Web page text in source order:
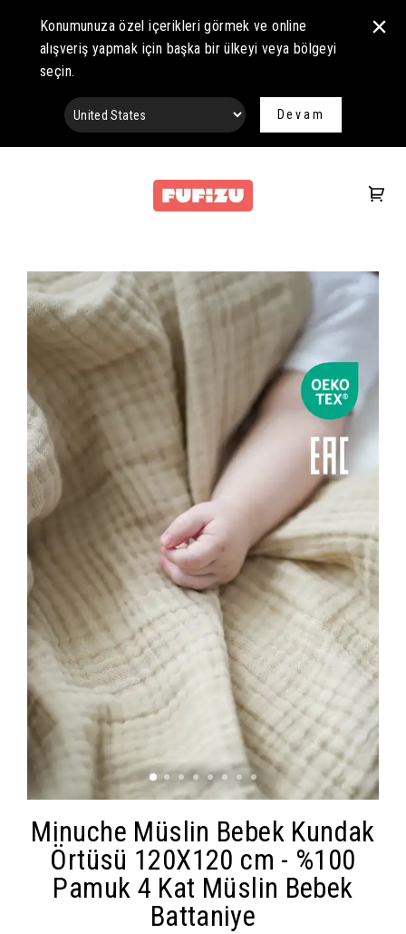
Konumunuza özel içerikleri görmek ve online
alışveriş yapmak için başka bir ülkeyi veya bölgeyi
seçin.
Devam
Minuche Müslin Bebek Kundak
Örtüsü 120X120 cm - %100
Pamuk 4 Kat Müslin Bebek
Battaniye